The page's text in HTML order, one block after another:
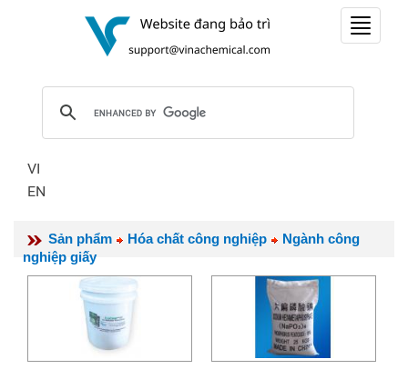
Toggle
VI
EN
Sản phẩm Hóa chất công nghiệp
Ngành công
nghiệp giấy